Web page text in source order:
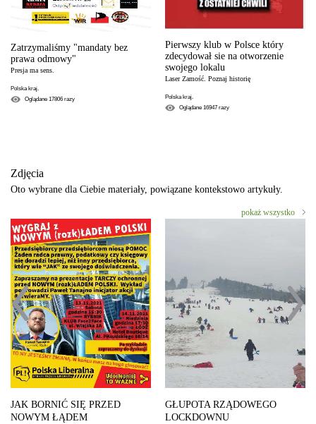
Zatrzymaliśmy "mandaty bez
prawa odmowy"
Presja ma sens.
Polska kraj.
Oglądane 17806 razy
Pierwszy klub w Polsce który
zdecydował sie na otworzenie
swojego lokalu
Laser Zamość. Poznaj historię
Polska kraj.
Oglądane 16947 razy
Zdjęcia
Oto wybrane dla Ciebie materiały, powiązane kontekstowo artykuły.
pokaż wszystko
JAK BORNIĆ SIĘ PRZED
NOWYM ŁĄDEM
GŁUPOTA RZĄDOWEGO
LOCKDOWNU